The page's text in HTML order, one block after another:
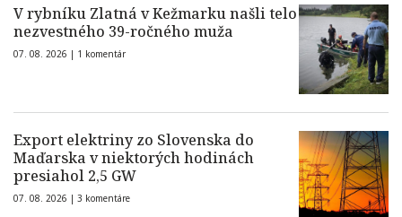
V rybníku Zlatná v Kežmarku našli telo
nezvestného 39-ročného muža
07. 08. 2026 | 1 komentár
Export elektriny zo Slovenska do
Maďarska v niektorých hodinách
presiahol 2,5 GW
07. 08. 2026 | 3 komentáre